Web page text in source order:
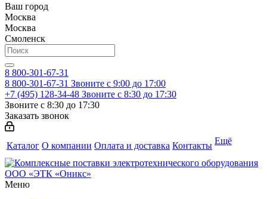
Ваш город
Москва
Москва
Смоленск
8 800-301-67-31
8 800-301-67-31 Звоните с 9:00 до 17:00
+7 (495) 128-34-48 Звоните с 8:30 до 17:30
Звоните с 8:30 до 17:30
Заказать звонок
Каталог О компании Оплата и доставка Контакты Ещё
Меню